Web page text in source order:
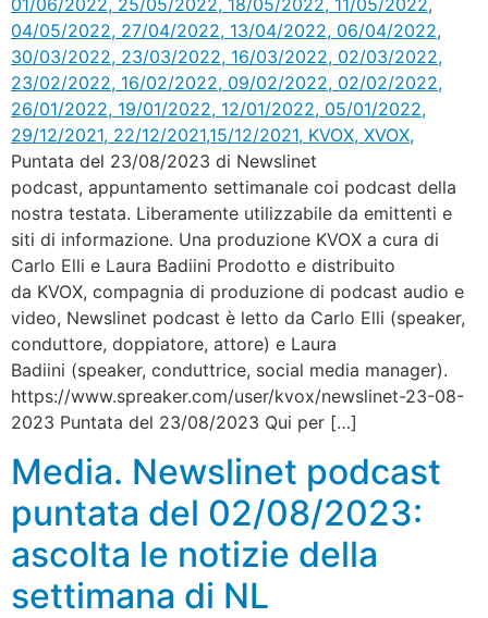
Puntata del 23/08/2023 di Newslinet
podcast, appuntamento settimanale coi podcast della
nostra testata. Liberamente utilizzabile da emittenti e
siti di informazione. Una produzione KVOX a cura di
Carlo Elli e Laura Badiini Prodotto e distribuito
da KVOX, compagnia di produzione di podcast audio e
video, Newslinet podcast è letto da Carlo Elli (speaker,
conduttore, doppiatore, attore) e Laura
Badiini (speaker, conduttrice, social media manager).
https://www.spreaker.com/user/kvox/newslinet-23-08-
2023 Puntata del 23/08/2023 Qui per […]
Media. Newslinet podcast
puntata del 02/08/2023:
ascolta le notizie della
settimana di NL